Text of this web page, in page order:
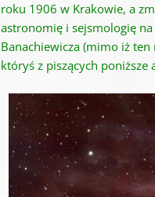
roku 1906 w Krakowie, a
astronomię i sejsmologię
Banachiewicza (mimo iż
któryś z piszących poniższe